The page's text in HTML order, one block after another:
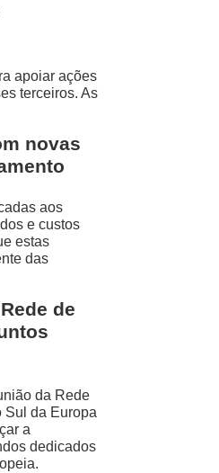
apoiar ações
terceiros. As
novas
aos
e custos
estas
das
de
da Rede
Sul da Europa
a
dedicados